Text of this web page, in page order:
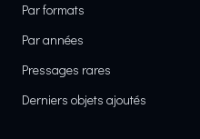
Par formats
Par années
Pressages rares
Derniers objets ajoutés